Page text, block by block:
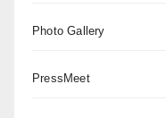
Photo Gallery
PressMeet